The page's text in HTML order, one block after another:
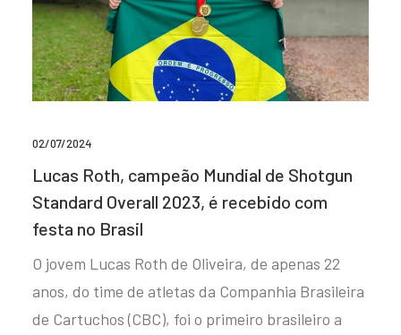
02/07/2024
Lucas Roth, campeão Mundial de Shotgun
Standard Overall 2023, é recebido com
festa no Brasil
O jovem Lucas Roth de Oliveira, de apenas 22
anos, do time de atletas da Companhia Brasileira
de Cartuchos (CBC), foi o primeiro brasileiro a